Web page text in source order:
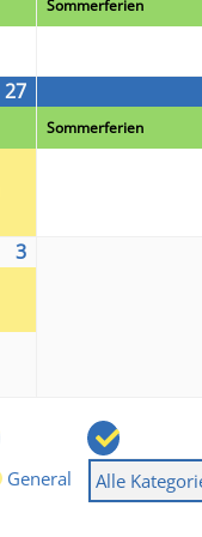
20
Sommerferien
27
08-
27
Veranstaltungen)
Sommerferien
3
General Alle